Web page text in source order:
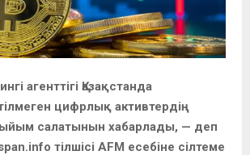
агенттігі Қазақстанда
цифрлық активтердің
салатынын хабарлады, — деп
тілшісі AFM есебіне сілтеме